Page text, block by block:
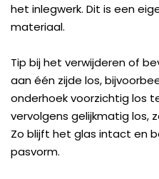
het inlegwerk. Dit is een
materiaal.
Tip bij het verwijderen of
aan één zijde los,
onderhoek voorzichtig los
vervolgens gelijkmatig los,
Zo blijft het glas intact en
pasvorm.